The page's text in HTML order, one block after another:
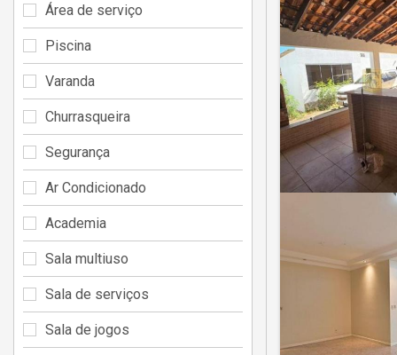
Área de serviço
Piscina
Varanda
Churrasqueira
Segurança
Ar Condicionado
Academia
Sala multiuso
Sala de serviços
Sala de jogos